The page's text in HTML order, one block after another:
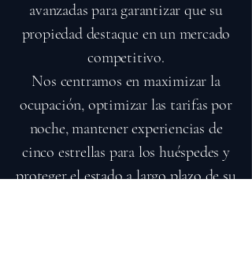
avanzadas para garantizar que su
propiedad destaque en un mercado
competitivo.
Nos centramos en maximizar la
ocupación, optimizar las tarifas por
noche, mantener experiencias de
cinco estrellas para los huéspedes y
proteger el estado a largo plazo de su